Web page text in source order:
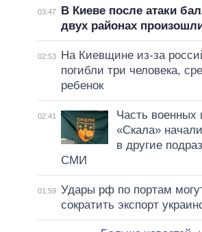
03:47
В Киеве после атаки
двух районах
02:53
На Киевщине из-за
погибли три человека,
ребенок
02:41
Часть военных
«Скала»
в другие
СМИ
01:59 Удары рф по портам
сократить экспорт